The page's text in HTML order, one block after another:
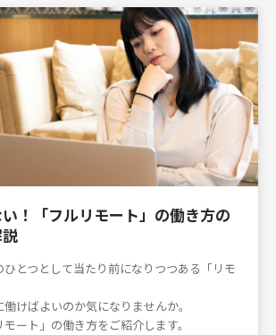
！「フルリモート」の働き方の
ひとつとして当たり前になりつつある「リモ
けばよいのか気になりませんか。
ート」の働き方をご紹介します。